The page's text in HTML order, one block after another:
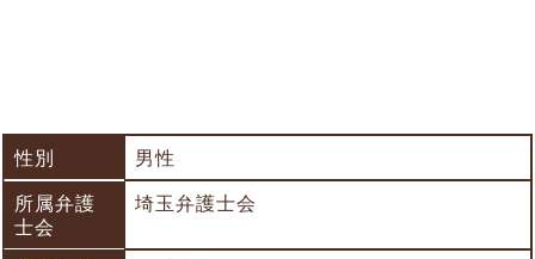
性別
男性
所属弁護
士会
埼玉弁護士会